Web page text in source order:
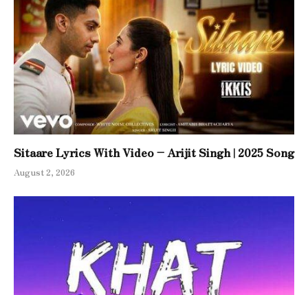
Sitaare Lyrics With Video – Arijit Singh | 2025 Song
August 2, 2026